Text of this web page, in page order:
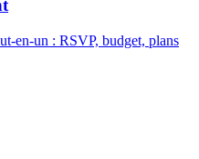
en-un : RSVP, budget, plans